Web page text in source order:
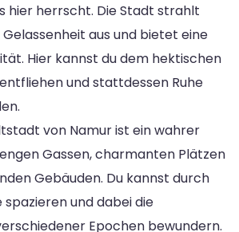
hier herrscht. Die Stadt strahlt
aus und bietet eine
Hier kannst du dem hektischen
und stattdessen Ruhe
von Namur ist ein wahrer
Gassen, charmanten Plätzen
Gebäuden. Du kannst durch
und dabei die
Epochen bewundern.